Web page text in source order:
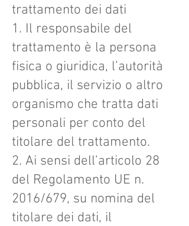
trattamento dei dati
1. Il responsabile del
trattamento è la persona
fisica o giuridica, l’autorità
pubblica, il servizio o altro
organismo che tratta dati
personali per conto del
titolare del trattamento.
2. Ai sensi dell’articolo 28
del Regolamento UE n.
2016/679, su nomina del
titolare dei dati, il